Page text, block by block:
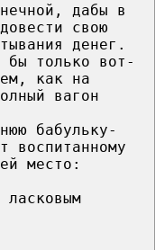
дабы в
свою
денег.
бы только вот-
как на
вагон
бабульку-
воспитанному
место: